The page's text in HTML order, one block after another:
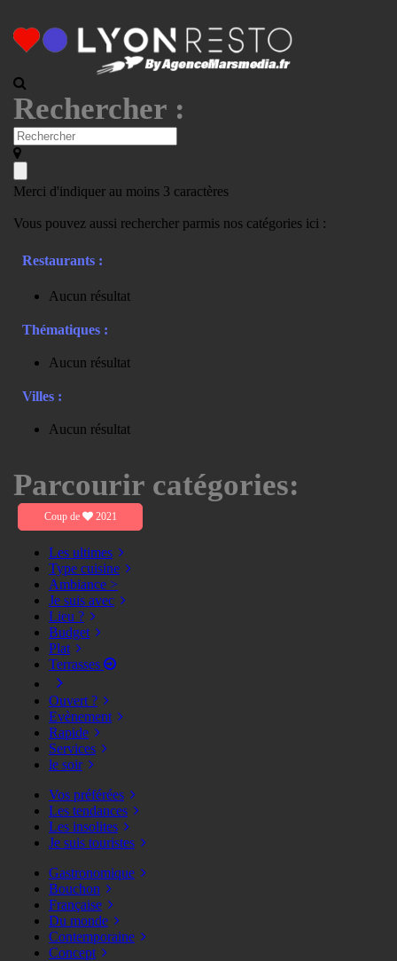
Rechercher :
Merci d'indiquer au moins 3 caractères
Vous pouvez aussi rechercher parmis nos catégories ici :
Restaurants :
Aucun résultat
Thématiques :
Aucun résultat
Villes :
Aucun résultat
Parcourir catégories:
Coup de 2021
Les ultimes
Type cuisine
Ambiance >
Je suis avec
Lieu ?
Budget
Plat
Terrasses
Ouvert ?
Evènement
Rapide
Services
le soir
Vos préférées
Les tendances
Les insolites
Je suis touristes
Gastronomique
Bouchon
Française
Du monde
Contemporaine
Concept